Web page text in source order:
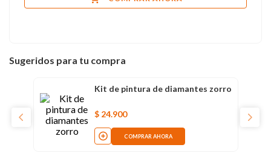
Sugeridos para tu compra
Kit de pintura de diamantes zorro
$ 24.900
COMPRAR AHORA